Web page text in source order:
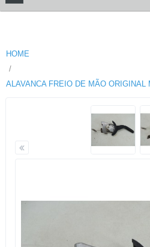
HOME
ALAVANCA FREIO DE MÃO